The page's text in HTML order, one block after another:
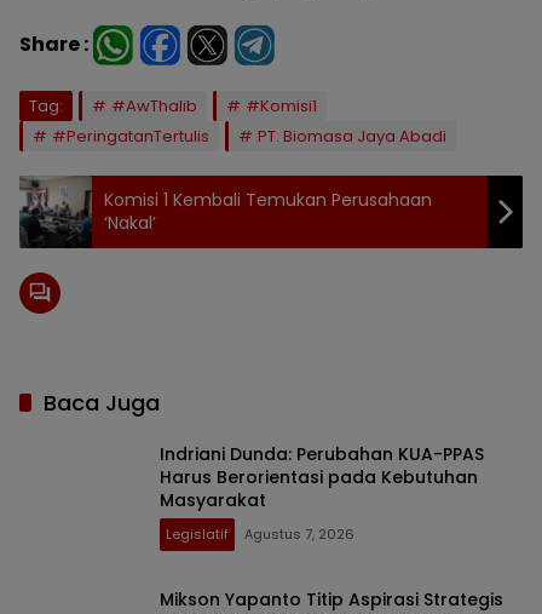
Share :
Tag: #AwThalib
#Komisi1
#PeringatanTertulis
PT. Biomasa Jaya Abadi
Komisi 1 Kembali Temukan Perusahaan
‘Nakal’
Baca Juga
Indriani Dunda: Perubahan KUA-PPAS
Harus Berorientasi pada Kebutuhan
Masyarakat
Legislatif Agustus 7, 2026
Mikson Yapanto Titip Aspirasi Strategis